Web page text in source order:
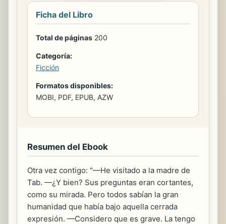
Ficha del Libro
Total de páginas 200
Categoría:
Ficción
Formatos disponibles:
MOBI, PDF, EPUB, AZW
Resumen del Ebook
Otra vez contigo: "—He visitado a la madre de
Tab. —¿Y bien? Sus preguntas eran cortantes,
como su mirada. Pero todos sabían la gran
humanidad que había bajo aquella cerrada
expresión. —Considero que es grave. La tengo